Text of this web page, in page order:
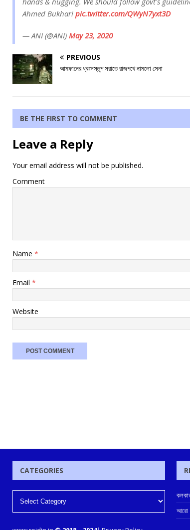
Ahmed Bukhari pic.twitter.com/QWyN7yxt3D
— ANI (@ANI) May 23, 2020
PREVIOUS
আমফানের ধ্বংসস্তূপ সরাতে রাজপথে নামলো সেনা
BE THE FIRST TO COMMENT
Leave a Reply
Your email address will not be published.
Comment
Name *
Email *
Website
CATEGORIES
আরো